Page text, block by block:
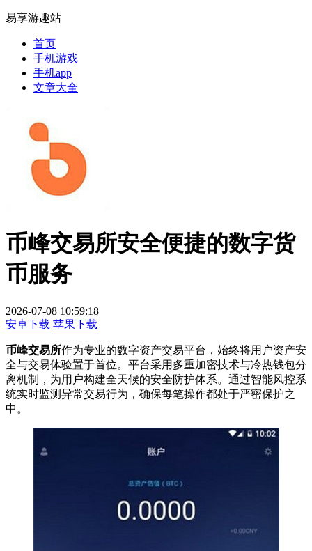
易享游趣站
首页
手机游戏
手机app
文章大全
币峰交易所安全便捷的数字货
币服务
2026-07-08 10:59:18
安卓下载 苹果下载
币峰交易所作为专业的数字资产交易平台，始终将用户资产安
全与交易体验置于首位。平台采用多重加密技术与冷热钱包分
离机制，为用户构建全天候的安全防护体系。通过智能风控系
统实时监测异常交易行为，确保每笔操作都处于严密保护之
中。